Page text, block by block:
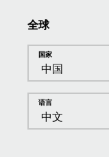
全球
国家
语言